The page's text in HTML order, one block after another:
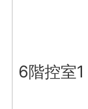
6階控室1